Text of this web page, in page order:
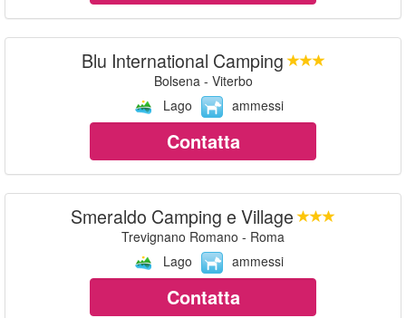
Blu International Camping
Bolsena - Viterbo
Lago
ammessi
Contatta
Smeraldo Camping e Village
Trevignano Romano - Roma
Lago
ammessi
Contatta